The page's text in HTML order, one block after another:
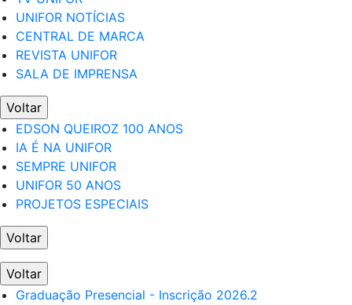
UNIFOR NOTÍCIAS
CENTRAL DE MARCA
REVISTA UNIFOR
SALA DE IMPRENSA
Voltar
EDSON QUEIROZ 100 ANOS
IA É NA UNIFOR
SEMPRE UNIFOR
UNIFOR 50 ANOS
PROJETOS ESPECIAIS
Voltar
Voltar
Graduação Presencial - Inscrição 2026.2